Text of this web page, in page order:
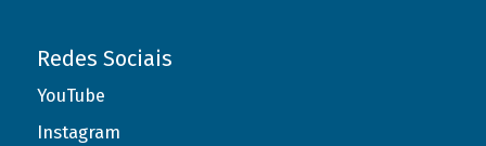
Redes Sociais
YouTube
Instagram